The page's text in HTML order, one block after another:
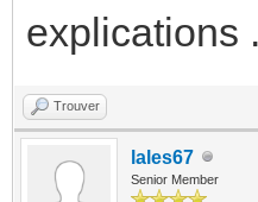
explications
Trouver
lales67
Senior Member